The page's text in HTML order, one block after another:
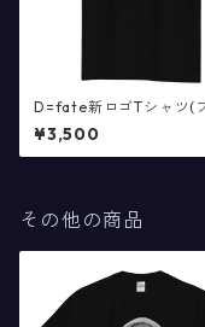
D=fate新ロゴTシャツ(
クのみ)
¥3,500
その他の商品